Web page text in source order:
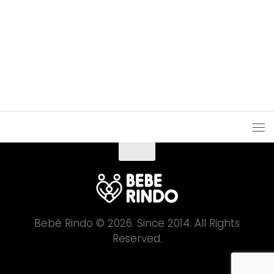
Bebé Rindo © 2026. Since 2014. All Rights
Reserved.